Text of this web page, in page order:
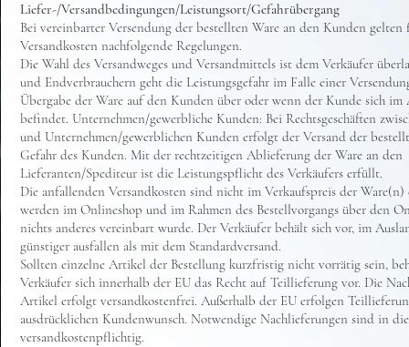
Liefer-/Versandbedingungen/Leistungsort/Gefahrübergang
Bei vereinbarter Versendung der bestellten Ware an den Kunden gelten
Versandkosten nachfolgende Regelungen.
Die Wahl des Versandweges und Versandmittels ist dem Verkäufer
und Endverbrauchern geht die Leistungsgefahr im Falle einer
Übergabe der Ware auf den Kunden über oder wenn der Kunde sich im
befindet. Unternehmen/gewerbliche Kunden: Bei Rechtsgeschäften
und Unternehmen/gewerblichen Kunden erfolgt der Versand der
Gefahr des Kunden. Mit der rechtzeitigen Ablieferung der Ware an den
Lieferanten/Spediteur ist die Leistungspflicht des Verkäufers erfüllt.
Die anfallenden Versandkosten sind nicht im Verkaufspreis der
werden im Onlineshop und im Rahmen des Bestellvorgangs über den
nichts anderes vereinbart wurde. Der Verkäufer behält sich vor, im
günstiger ausfallen als mit dem Standardversand.
Sollten einzelne Artikel der Bestellung kurzfristig nicht vorrätig sein,
Verkäufer sich innerhalb der EU das Recht auf Teillieferung vor. Die
Artikel erfolgt versandkostenfrei. Außerhalb der EU erfolgen
ausdrücklichen Kundenwunsch. Notwendige Nachlieferungen sind in
versandkostenpflichtig.